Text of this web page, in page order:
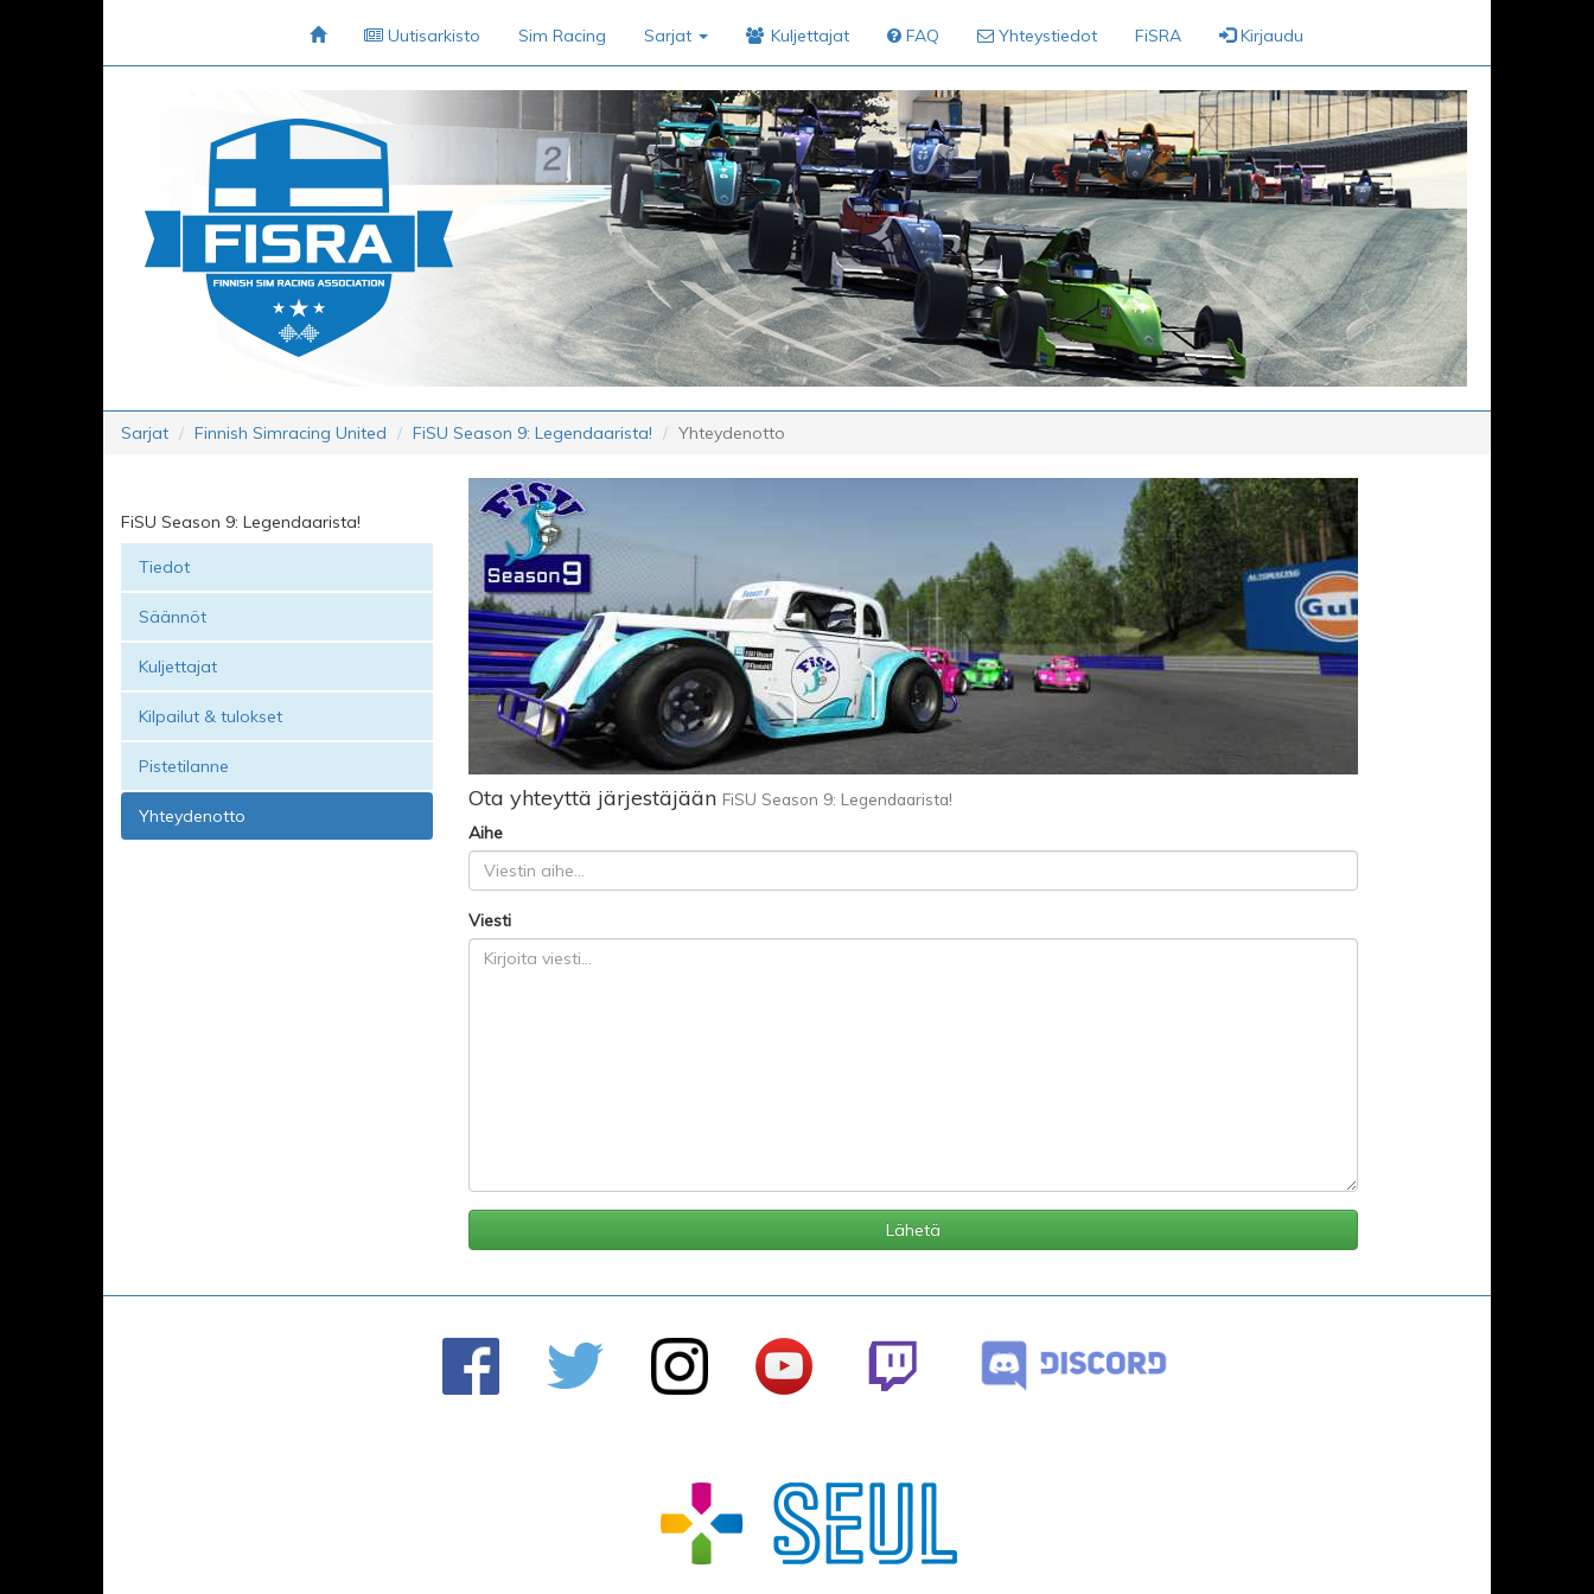
Uutisarkisto Sim Racing Sarjat Kuljettajat FAQ Yhteystiedot FiSRA Kirjaudu
Sarjat Finnish Simracing United FiSU Season 9: Legendaarista! Yhteydenotto
FiSU Season 9: Legendaarista!
Tiedot
Säännöt
Kuljettajat
Kilpailut & tulokset
Pistetilanne
Yhteydenotto
Ota yhteyttä järjestäjään FiSU Season 9: Legendaarista!
Aihe
Viesti
Lähetä